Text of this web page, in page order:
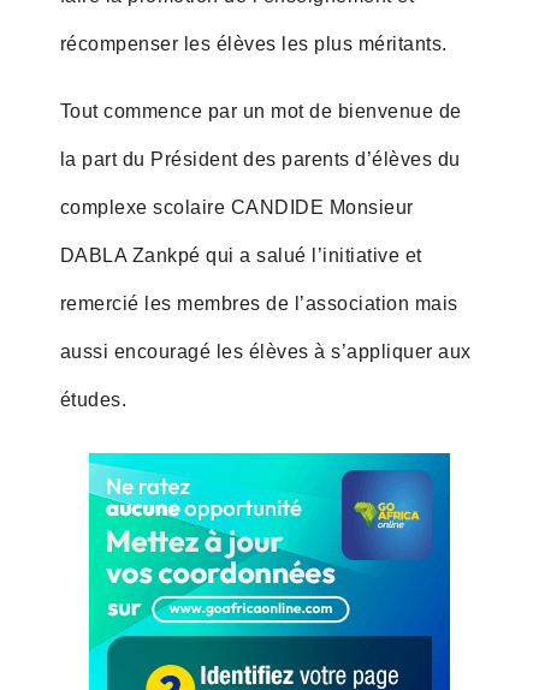
récompenser les élèves les plus méritants.
Tout commence par un mot de bienvenue de
la part du Président des parents d’élèves du
complexe scolaire CANDIDE Monsieur
DABLA Zankpé qui a salué l’initiative et
remercié les membres de l’association mais
aussi encouragé les élèves à s’appliquer aux
études.